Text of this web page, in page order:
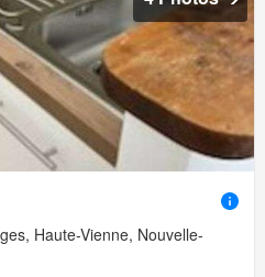
Haute-Vienne, Nouvelle-